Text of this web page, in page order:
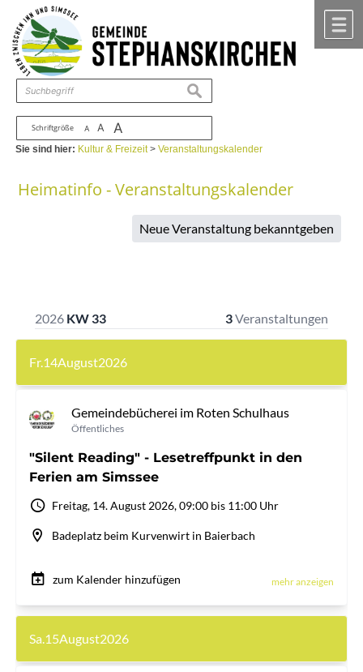
Zum Inhalt ,zur Navigation
Schriftgröße A A A
suchen
Sie sind hier: Kultur & Freizeit>Veranstaltungskalender
Heimatinfo - Veranstaltungskalender